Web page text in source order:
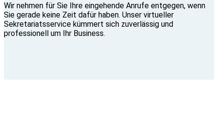
Wir nehmen für Sie Ihre eingehende Anrufe entgegen, wenn
Sie gerade keine Zeit dafür haben. Unser virtueller
Sekretariatsservice kümmert sich zuverlässig und
professionell um Ihr Business.